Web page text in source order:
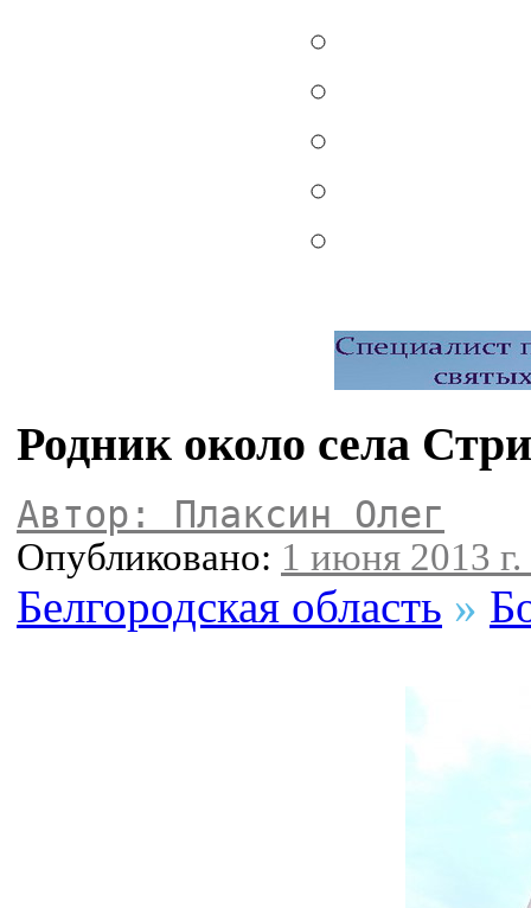
Родник около села
Автор: Плаксин Олег
Опубликовано: 1 июня 2013
Белгородская область »